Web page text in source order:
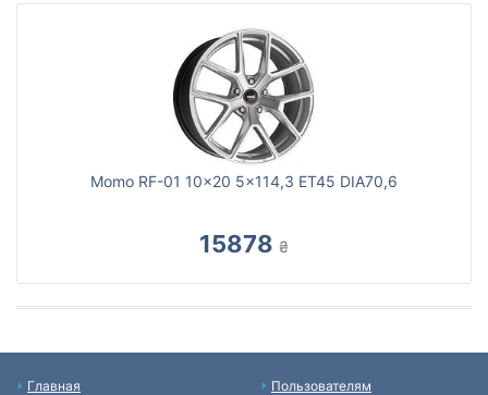
Momo RF-01 10x20 5x114,3 ET45 DIA70,6
15878 ₴
Главная
Пользователям